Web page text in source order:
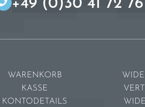
+49 (0)30 41 72 76
WARENKORB
KASSE
KONTODETAILS